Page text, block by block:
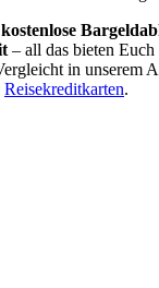
kostenlose
– all das bieten
in unserem
Reisekreditkarten.